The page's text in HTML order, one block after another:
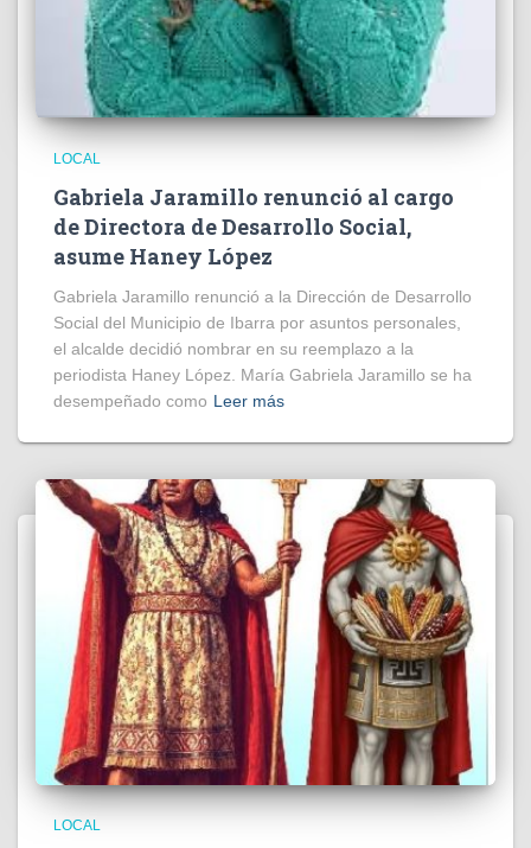
LOCAL
Gabriela Jaramillo renunció al cargo
de Directora de Desarrollo Social,
asume Haney López
Gabriela Jaramillo renunció a la Dirección de Desarrollo
Social del Municipio de Ibarra por asuntos personales,
el alcalde decidió nombrar en su reemplazo a la
periodista Haney López. María Gabriela Jaramillo se ha
desempeñado como Leer más
LOCAL